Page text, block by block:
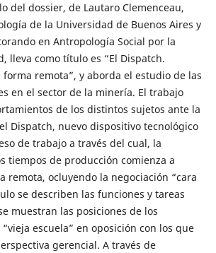
del dossier, de Lautaro Clemenceau,
de la Universidad de Buenos Aires y
en Antropología Social por la
lleva como título es “El Dispatch.
remota”, y aborda el estudio de las
en el sector de la minería. El trabajo
de los distintos sujetos ante la
Dispatch, nuevo dispositivo tecnológico
de trabajo a través del cual, la
tiempos de producción comienza a
remota, ocluyendo la negociación “cara
se describen las funciones y tareas
muestran las posiciones de los
escuela” en oposición con los que
gerencial. A través de